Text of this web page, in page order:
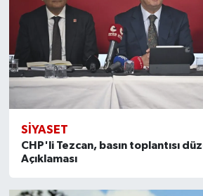
SİYASET
CHP'li Tezcan, basın toplantısı
Açıklaması